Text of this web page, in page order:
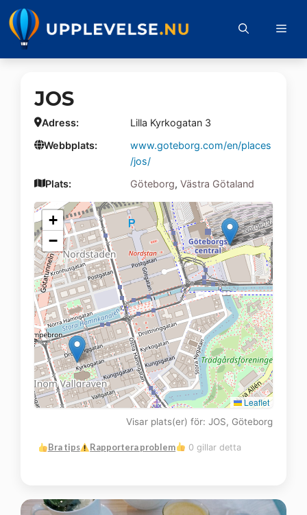
Hoppa
till
innehåll
JOS
Adress:
Lilla Kyrkogatan 3
Webbplats:
www.goteborg.com/en/places
/jos/
Plats:
Göteborg, Västra Götaland
+
−
Leaflet
Visar plats(er) för: JOS, Göteborg
Bra tips Rapportera problem 0 gillar detta